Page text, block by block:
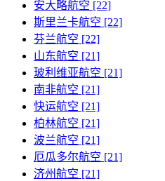
安大略航空 [22]
斯里兰卡航空 [22]
芬兰航空 [22]
山东航空 [21]
玻利维亚航空 [21]
南非航空 [21]
快运航空 [21]
柏林航空 [21]
波兰航空 [21]
厄瓜多尔航空 [21]
济州航空 [21]